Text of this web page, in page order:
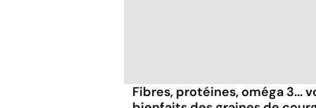
Fibres, protéines, oméga 3...